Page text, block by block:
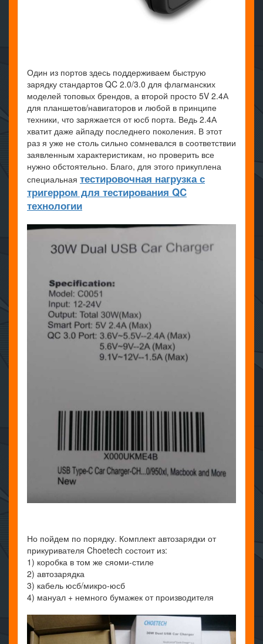
Один из портов здесь поддерживаем быструю
зарядку стандартов QC 2.0/3.0 для флагманских
моделей топовых брендов, а второй просто 5V 2.4А
для планшетов/навигаторов и любой в принципе
техники, что заряжается от юсб порта. Ведь 2.4А
хватит даже айпаду последнего поколения. В этот
раз я уже не столь сильно сомневался в соответствии
заявленным характеристикам, но проверить все
нужно обстоятельно. Благо, для этого прикуплена
специальная тестировочная нагрузка с
тригерром для тестирования QC
технологии
Но пойдем по порядку. Комплект автозарядки от
прикуривателя Choetech состоит из:
1) коробка в том же сяоми-стиле
2) автозарядка
3) кабель юсб/микро-юсб
4) мануал + немного бумажек от производителя